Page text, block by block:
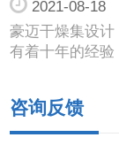
2021-08-18
豪迈干燥集设计
有着十年的经
咨询反馈